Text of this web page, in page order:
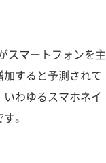
スマートフォンを主
すると予測されて
わゆるスマホネイ
。